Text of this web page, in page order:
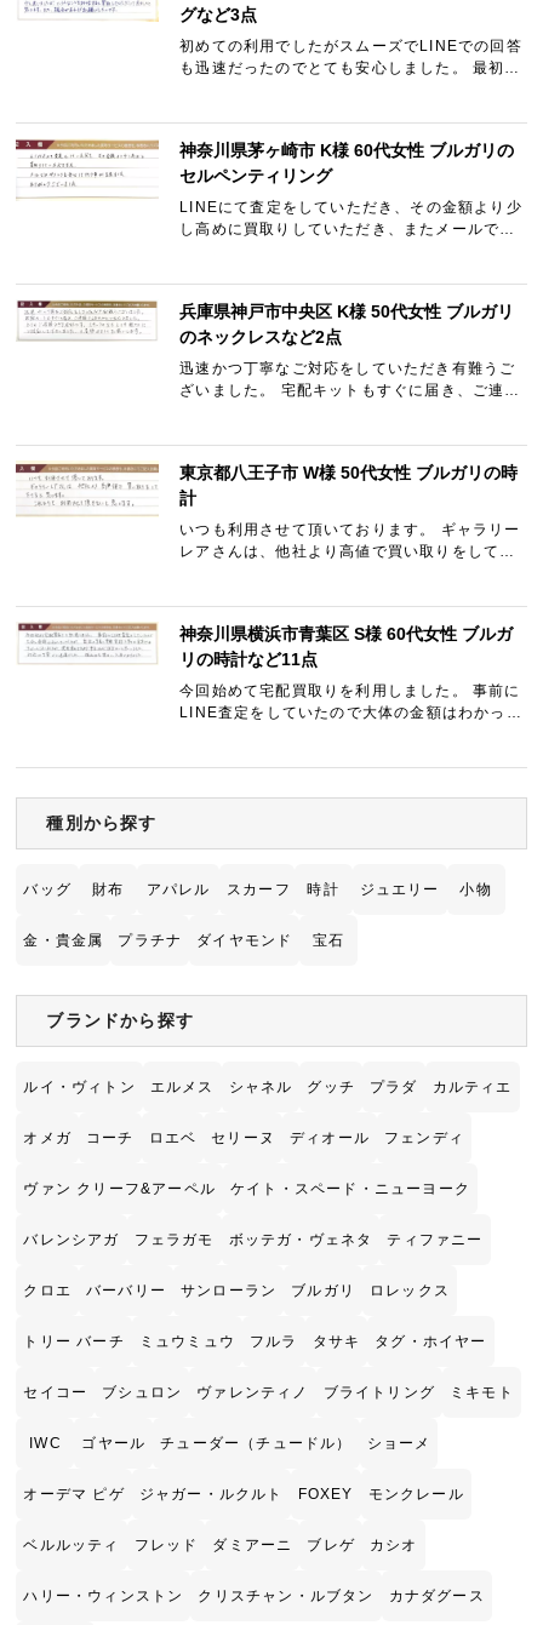
グなど3点
初めての利用でしたがスムーズでLINEでの回答
も迅速だったのでとても安心しました。 最初の
神奈川県茅ヶ崎市 K様 60代女性 ブルガリの
セルペンティリング
LINEにて査定をしていただき、その金額より少
し高めに買取りしていただき、またメールでの
兵庫県神戸市中央区 K様 50代女性 ブルガリ
のネックレスなど2点
迅速かつ丁寧なご対応をしていただき有難うご
ざいました。 宅配キットもすぐに届き、ご連絡
東京都八王子市 W様 50代女性 ブルガリの時
計
いつも利用させて頂いております。 ギャラリー
レアさんは、他社より高値で買い取りをして下
神奈川県横浜市青葉区 S様 60代女性 ブルガ
リの時計など11点
今回始めて宅配買取りを利用しました。 事前に
LINE査定をしていたので大体の金額はわかって
種別から探す
バッグ 財布 アパレル スカーフ 時計 ジュエリー 小物
金・貴金属 プラチナ ダイヤモンド 宝石
ブランドから探す
ルイ・ヴィトン エルメス シャネル グッチ プラダ カルティエ
オメガ コーチ ロエベ セリーヌ ディオール フェンディ
ヴァン クリーフ&アーペル ケイト・スペード・ニューヨーク
バレンシアガ フェラガモ ボッテガ・ヴェネタ ティファニー
クロエ バーバリー サンローラン ブルガリ ロレックス
トリー バーチ ミュウミュウ フルラ タサキ タグ・ホイヤー
セイコー ブシュロン ヴァレンティノ ブライトリング ミキモト
IWC ゴヤール チューダー（チュードル） ショーメ
オーデマ ピゲ ジャガー・ルクルト FOXEY モンクレール
ベルルッティ フレッド ダミアーニ ブレゲ カシオ
ハリー・ウィンストン クリスチャン・ルブタン カナダグース